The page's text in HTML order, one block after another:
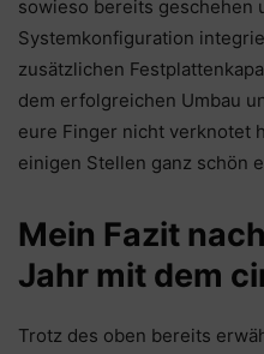
sowieso bereits geschehen
Systemkonfiguration
zusätzlichen
dem erfolgreichen Umbau
eure Finger nicht verknotet
einigen Stellen ganz schön
Mein Fazit
Jahr mit dem
Trotz des oben bereits